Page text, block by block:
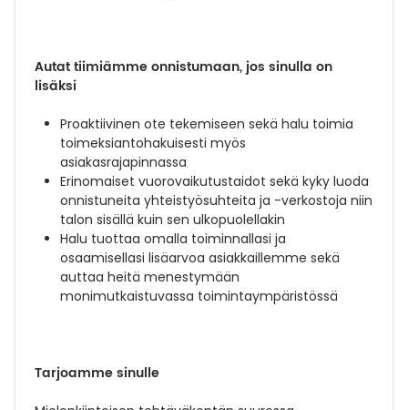
Autat tiimiämme onnistumaan, jos sinulla on
lisäksi
Proaktiivinen ote tekemiseen sekä halu toimia
toimeksiantohakuisesti myös
asiakasrajapinnassa
Erinomaiset vuorovaikutustaidot sekä kyky luoda
onnistuneita yhteistyösuhteita ja -verkostoja niin
talon sisällä kuin sen ulkopuolellakin
Halu tuottaa omalla toiminnallasi ja
osaamisellasi lisäarvoa asiakkaillemme sekä
auttaa heitä menestymään
monimutkaistuvassa toimintaympäristössä
Tarjoamme sinulle